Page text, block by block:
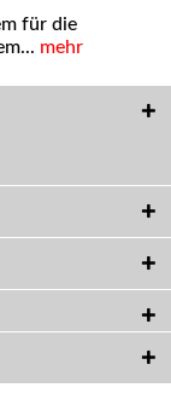
für die
mehr